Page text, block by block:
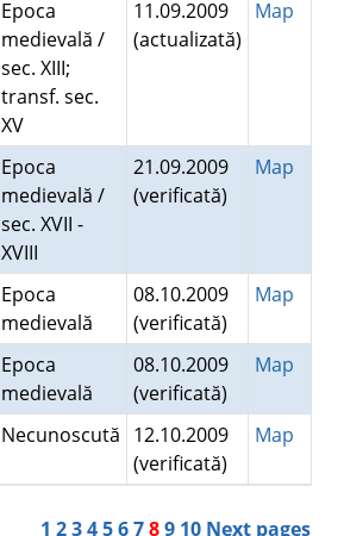
Epoca
medievală /
sec. XIII;
transf. sec.
XV
11.09.2009
(actualizată)
Map
Epoca
medievală /
sec. XVII -
XVIII
21.09.2009
(verificată)
Map
Epoca
medievală
08.10.2009
(verificată)
Map
Epoca
medievală
08.10.2009
(verificată)
Map
Necunoscută 12.10.2009
(verificată)
Map
1 23456789 10 Next pages